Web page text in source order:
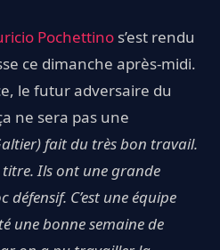
Pochettino s’est rendu
ce dimanche après-midi.
le futur adversaire du
ne sera pas une
fait du très bon travail.
Ils ont une grande
C’est une équipe
une bonne semaine de